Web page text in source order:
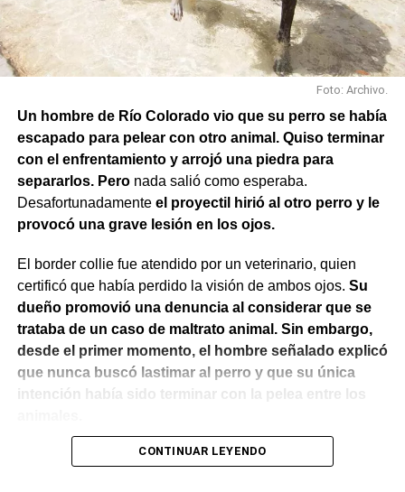
Foto: Archivo.
Un hombre de Río Colorado vio que su perro se había
escapado para pelear con otro animal. Quiso terminar
con el enfrentamiento y arrojó una piedra para
separarlos. Peronada salió como esperaba.
Desafortunadamente el proyectil hirió al otro perro y le
provocó una grave lesión en los ojos.
El border collie fue atendido por un veterinario, quien
certificó que había perdido la visión de ambos ojos. Su
dueño promovió una denuncia al considerar que se
trataba de un caso de maltrato animal. Sin embargo,
desde el primer momento, el hombre señalado explicó
que nunca buscó lastimar al perro y que su única
intención había sido terminar con la pelea entre los
El Juzgado de Paz analizó el caso y resolvió desestimar
CONTINUAR LEYENDO